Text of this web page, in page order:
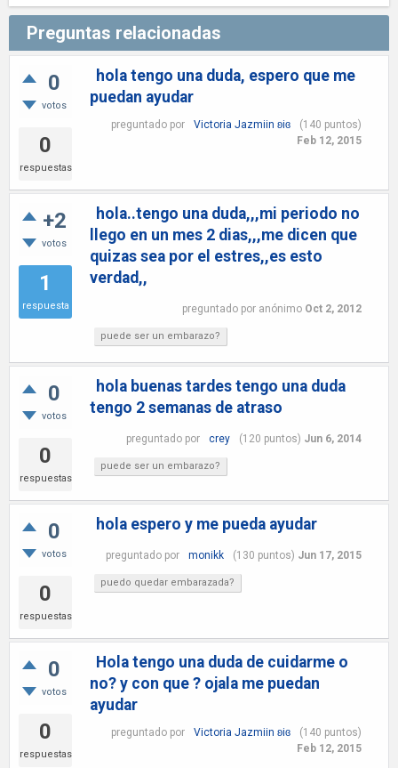
Preguntas relacionadas
0
votos
0
respuestas
hola tengo una duda, espero que me
puedan ayudar
preguntado por Victoria Jazmiin ʚiɞ (140 puntos)
Feb 12, 2015
+2
votos
1
respuesta
hola..tengo una duda,,,mi periodo no
llego en un mes 2 dias,,,me dicen que
quizas sea por el estres,,es esto
verdad,,
preguntado por anónimo Oct 2, 2012
puede ser un embarazo?
0
votos
0
respuestas
hola buenas tardes tengo una duda
tengo 2 semanas de atraso
preguntado por crey (120 puntos) Jun 6, 2014
puede ser un embarazo?
0
votos
0
respuestas
hola espero y me pueda ayudar
preguntado por monikk (130 puntos) Jun 17, 2015
puedo quedar embarazada?
0
votos
0
respuestas
Hola tengo una duda de cuidarme o
no? y con que ? ojala me puedan
ayudar
preguntado por Victoria Jazmiin ʚiɞ (140 puntos)
Feb 12, 2015